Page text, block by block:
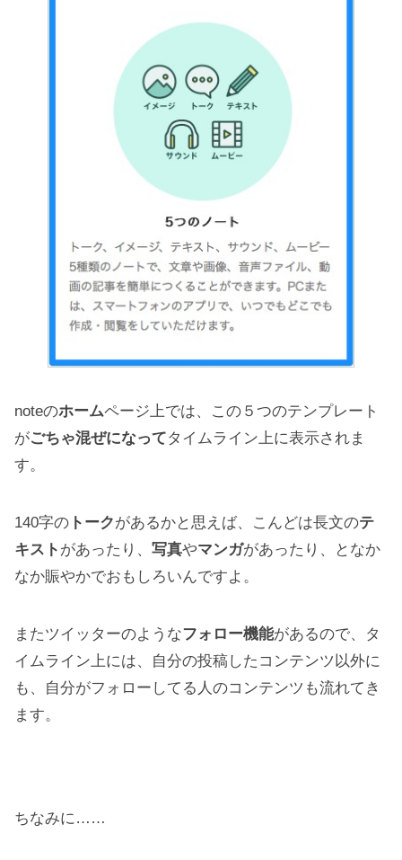
noteのホームページ上では、この５つのテンプレート
がごちゃ混ぜになってタイムライン上に表示されま
す。
140字の トークがあるかと思えば、こんどは長文のテ
キスト があったり、 写真やマンガがあったり、となか
なか賑やかでおもしろいんですよ。
またツイッターのようなフォロー機能があるので、タ
イムライン上には、自分の投稿したコンテンツ以外に
も、自分がフォローしてる人のコンテンツも流れてき
ます。
ちなみに……